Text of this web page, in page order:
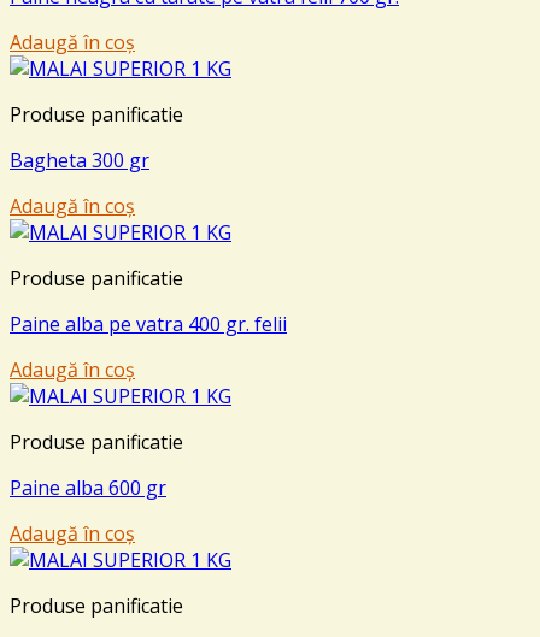
Adaugă în coș
Produse panificatie
Bagheta 300 gr
Adaugă în coș
Produse panificatie
Paine alba pe vatra 400 gr. felii
Adaugă în coș
Produse panificatie
Paine alba 600 gr
Adaugă în coș
Produse panificatie